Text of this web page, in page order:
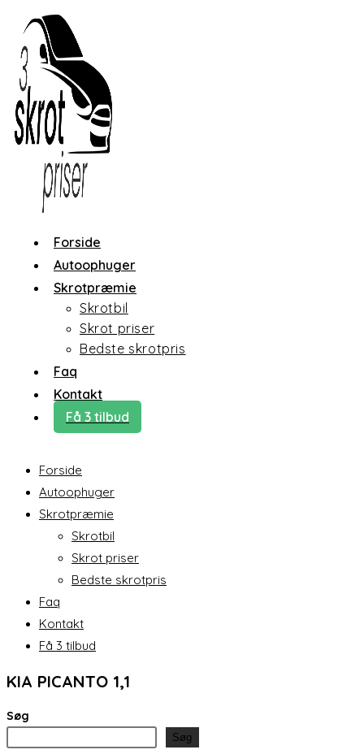
content
Forside
Autoophuger
Skrotpræmie
Skrotbil
Skrot priser
Bedste skrotpris
Faq
Kontakt
Få 3 tilbud
Forside
Autoophuger
Skrotpræmie
Skrotbil
Skrot priser
Bedste skrotpris
Faq
Kontakt
Få 3 tilbud
KIA PICANTO 1,1
Søg
Søg